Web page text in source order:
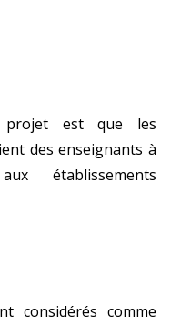
projet est que les
des enseignants à
établissements
considérés comme